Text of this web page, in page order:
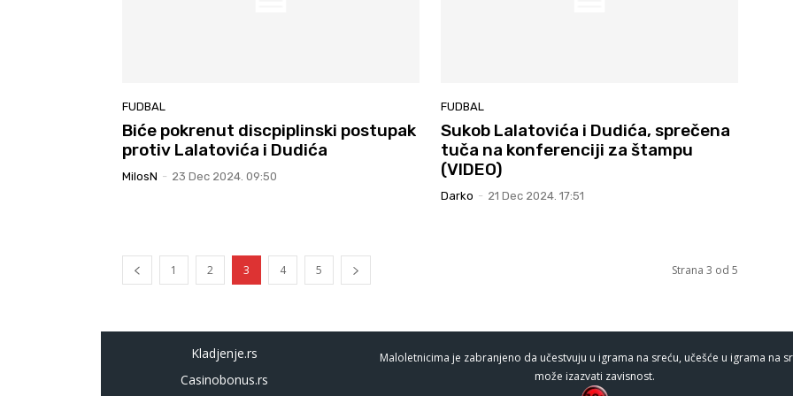
FUDBAL
Biće pokrenut discpiplinski postupak
protiv Lalatovića i Dudića
MilosN - 23 Dec 2024. 09:50
FUDBAL
Sukob Lalatovića i Dudića, sprečena
tuča na konferenciji za štampu
(VIDEO)
Darko - 21 Dec 2024. 17:51
1 2 3 4 5 Strana 3 od 5
Kladjenje.rs
Casinobonus.rs
Maloletnicima je zabranjeno da učestvuju u igrama na sreću, učešće u igrama na
može izazvati zavisnost.